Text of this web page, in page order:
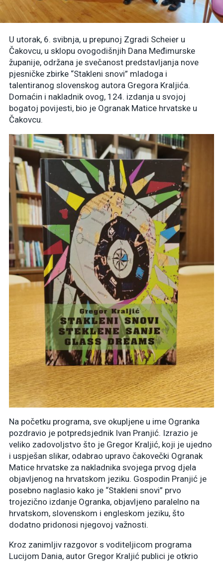
U utorak, 6. svibnja, u prepunoj Zgradi Scheier u
Čakovcu, u sklopu ovogodišnjih Dana Međimurske
županije, održana je svečanost predstavljanja nove
pjesničke zbirke “Stakleni snovi” mladoga i
talentiranog slovenskog autora Gregora Kraljića.
Domaćin i nakladnik ovog, 124. izdanja u svojoj
bogatoj povijesti, bio je Ogranak Matice hrvatske u
Čakovcu.
Na početku programa, sve okupljene u ime Ogranka
pozdravio je potpredsjednik Ivan Pranjić. Izrazio je
veliko zadovoljstvo što je Gregor Kraljić, koji je ujedno
i uspješan slikar, odabrao upravo čakovečki Ogranak
Matice hrvatske za nakladnika svojega prvog djela
objavljenog na hrvatskom jeziku. Gospodin Pranjić je
posebno naglasio kako je “Stakleni snovi” prvo
trojezično izdanje Ogranka, objavljeno paralelno na
hrvatskom, slovenskom i engleskom jeziku, što
dodatno pridonosi njegovoj važnosti.
Kroz zanimljiv razgovor s voditeljicom programa
Lucijom Dania, autor Gregor Kraljić publici je otkrio